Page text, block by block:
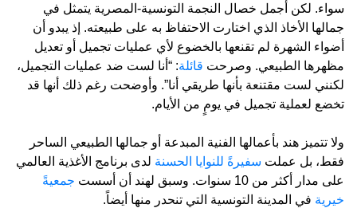
سواء. لكن أجمل خصال النجمة التونسية-المصرية يتمثل في
جمالها الأخاذ الذي اختارت الاحتفاظ به على طبيعته. إذ يبدو أن
أضواء الشهرة لم تقنعها بالخضوع لأي عمليات تجميل أو تعديل
مظهرها الطبيعي. وصرحت قائلة: “أنا لست ضد عمليات التجميل،
لكنني لست مقتنعة بأنها طريقي أنا”. وأوضحت رغم ذلك أنها قد
تخضع لعملية تجميل في يومٍ من الأيام.
ولا تتميز هند بأعمالها الفنية المبدعة أو جمالها الطبيعي الساحر
فقط، بل عملت سفيرةً للنوايا الحسنة لدى برنامج الأغذية العالمي
على مدار أكثر من 10 سنوات. وسبق لهند أن أسست
جمعيةً
خيرية في المدينة التونسية التي تنحدر منها أيضاً.